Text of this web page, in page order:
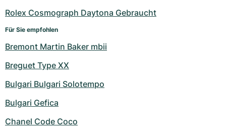
Rolex Cosmograph Daytona Gebraucht
Für Sie empfohlen
Bremont Martin Baker mbii
Breguet Type XX
Bulgari Bulgari Solotempo
Bulgari Gefica
Chanel Code Coco